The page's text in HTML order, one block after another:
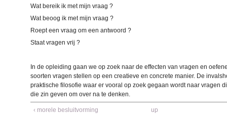
Wat bereik ik met mijn vraag ?
Wat beoog ik met mijn vraag ?
Roept een vraag om een antwoord ?
Staat vragen vrij ?
In de opleiding gaan we op zoek naar de effecten van vragen en
soorten vragen stellen op een creatieve en concrete manier. De
praktische filosofie waar er vooral op zoek gegaan wordt naar vragen
die zin geven om over na te denken.
‹ morele besluitvorming up